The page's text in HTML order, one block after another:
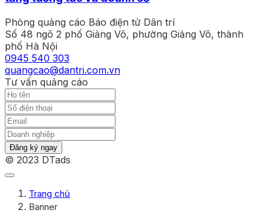
Phòng quảng cáo Báo điện tử Dân trí
Số 48 ngõ 2 phố Giảng Võ, phường Giảng Võ, thành
phố Hà Nội
0945 540 303
quangcao@dantri.com.vn
Tư vấn quảng cáo
Đăng ký ngay
© 2023 DTads
Trang chủ
Banner